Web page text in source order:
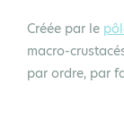
Créée par le
macro-
par ordre, par